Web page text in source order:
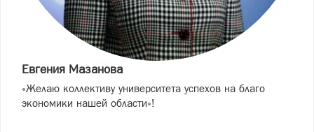
Евгения Мазанова
«Желаю коллективу университета успехов на благо
экономики нашей области»!